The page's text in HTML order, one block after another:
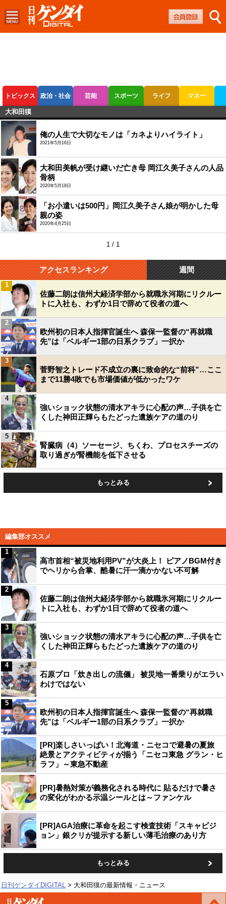
トピックス 政治・社会 芸能 スポーツ ライフ マネー
ボートレース
大和田獏
俺の人生で大切なモノは「カネよりハイライト」
2021年5月16日
大和田美帆が受け継いだ亡き母 岡江久美子さんの人品
骨柄
2020年5月18日
「お小遣いは500円」岡江久美子さん娘が明かした母
親の姿
2020年4月25日
1 / 1
アクセスランキング 週間
佐藤二朗は信州大経済学部から就職氷河期にリクルー
トに入社も、わずか1日で辞めて役者の道へ
1
欧州初の日本人指揮官誕生へ 森保一監督の“再就職
先”は「ベルギー1部の日系クラブ」一択か
2
菅野智之トレード不成立の裏に致命的な“前科”…ここ
まで11勝4敗でも市場価値が低かったワケ
3
強いショック状態の清水アキラに心配の声…子供を亡
くした神田正輝らもたどった遺族ケアの道のり
4
腎臓病（4）ソーセージ、ちくわ、プロセスチーズの
取り過ぎが腎機能を低下させる
5
もっとみる
編集部オススメ
高市首相“被災地利用PV”が大炎上！ ピアノBGM付き
でヘリから合掌、酷暑に汗一滴かかない不可解
1
佐藤二朗は信州大経済学部から就職氷河期にリクルー
トに入社も、わずか1日で辞めて役者の道へ
2
強いショック状態の清水アキラに心配の声…子供を亡
くした神田正輝らもたどった遺族ケアの道のり
3
石原プロ「炊き出しの流儀」 被災地一番乗りがエラい
わけではない
4
欧州初の日本人指揮官誕生へ 森保一監督の“再就職
先”は「ベルギー1部の日系クラブ」一択か
5
[PR]楽しさいっぱい！北海道・ニセコで避暑の夏旅
絶景とアクティビティが揃う「ニセコ東急 グラン・ヒ
ラフ」～東急不動産
[PR]暑熱対策が義務化される時代に 貼るだけで暑さ
の変化がわかる示温シールとは～ファンケル
[PR]AGA治療に革命を起こす検査技術「スキャビジ
ョン」銀クリが提示する新しい薄毛治療のあり方
もっとみる
日刊ゲンダイDIGITAL 大和田獏の最新情報・ニュース